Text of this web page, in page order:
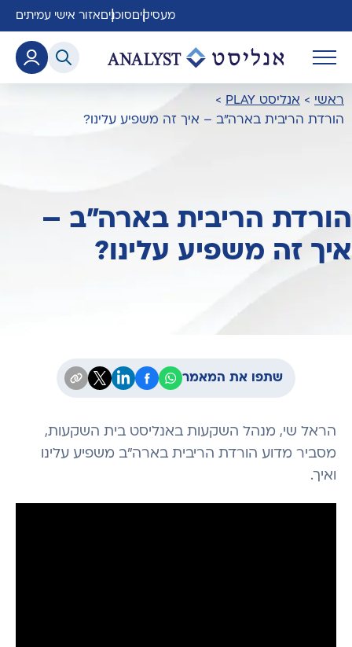
מעסיקים סוכנים אזור אישי עמיתים
ראשי > אנליסט PLAY
>
הורדת הריבית בארה"ב – איך זה משפיע עלינו?
הורדת הריבית בארה"ב –
איך זה משפיע עלינו?
שתפו את המאמר
הראל שי, מנהל השקעות באנליסט בית השקעות,
מסביר מדוע הורדת הריבית בארה"ב משפיע עלינו
ואיך.